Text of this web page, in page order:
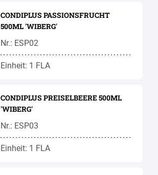
CONDIPLUS PASSIONSFRUCHT
500ML 'WIBERG'
Nr.: ESP02
Einheit: 1 FLA
CONDIPLUS PREISELBEERE 500ML
'WIBERG'
Nr.: ESP03
Einheit: 1 FLA